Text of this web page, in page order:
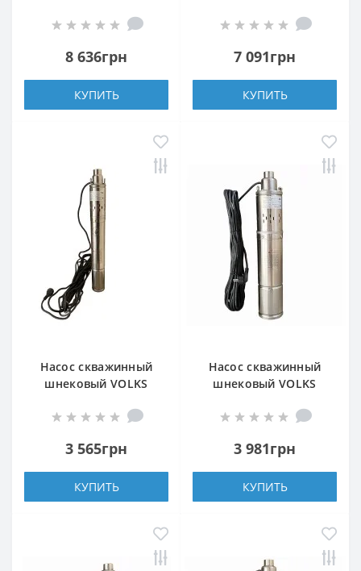
+ кабель 20м и пульт
8 636грн
КУПИТЬ
0,75кВт + кабель 20м и
7 091грн
КУПИТЬ
Насос скважинный
шнековый VOLKS
0,55кВт 3 дюйма! +
3 565грн
КУПИТЬ
Насос скважинный
шнековый VOLKS
0,37кВт +кабель 15м
3 981грн
КУПИТЬ